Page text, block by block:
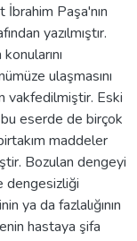
Paşa'nın
yazılmıştır.
ulaşmasını
vakfedilmiştir. Eski
eserde de birçok
maddeler
Bozulan dengeyi
dengesizliği
ya da fazlalığının
hastaya şifa